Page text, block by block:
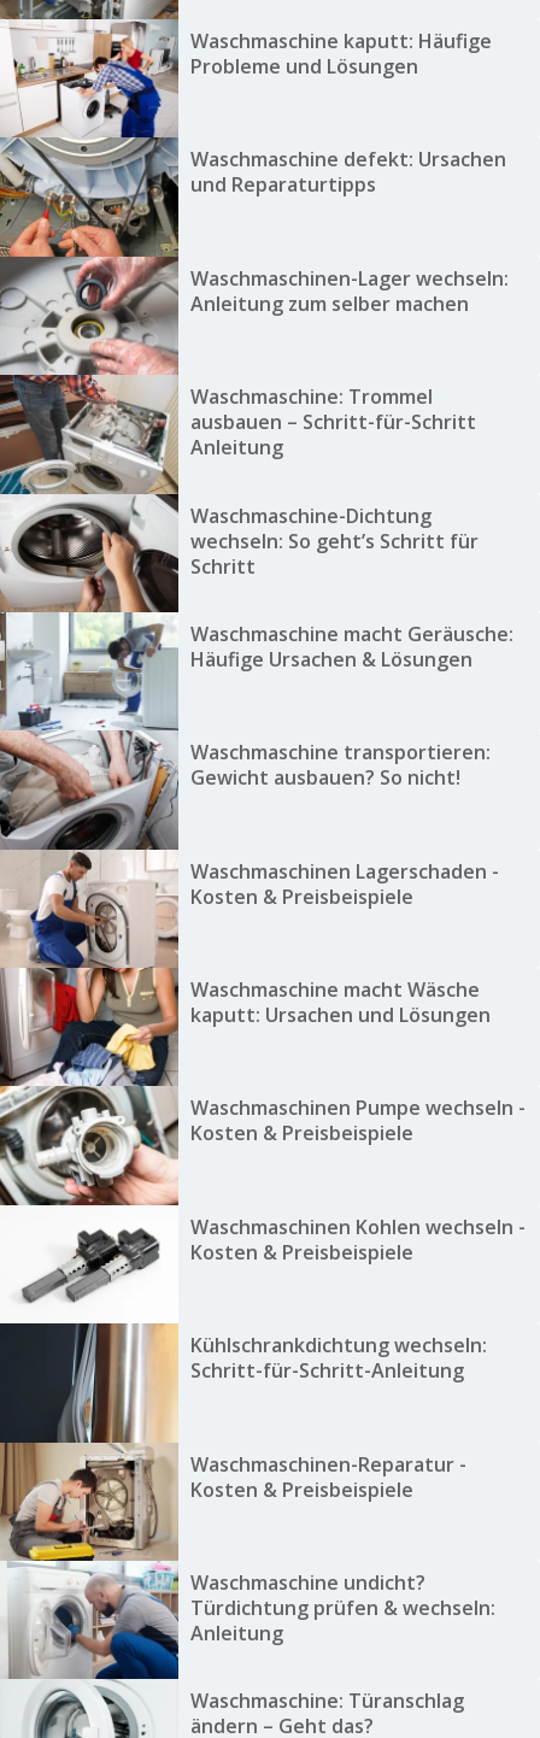
Waschmaschine kaputt: Häufige
Probleme und Lösungen
Waschmaschine defekt: Ursachen
und Reparaturtipps
Waschmaschinen-Lager wechseln:
Anleitung zum selber machen
Waschmaschine: Trommel
ausbauen – Schritt-für-Schritt
Anleitung
Waschmaschine-Dichtung
wechseln: So geht’s Schritt für
Schritt
Waschmaschine macht Geräusche:
Häufige Ursachen & Lösungen
Waschmaschine transportieren:
Gewicht ausbauen? So nicht!
Waschmaschinen Lagerschaden -
Kosten & Preisbeispiele
Waschmaschine macht Wäsche
kaputt: Ursachen und Lösungen
Waschmaschinen Pumpe wechseln -
Kosten & Preisbeispiele
Waschmaschinen Kohlen wechseln -
Kosten & Preisbeispiele
Kühlschrankdichtung wechseln:
Schritt-für-Schritt-Anleitung
Waschmaschinen-Reparatur -
Kosten & Preisbeispiele
Waschmaschine undicht?
Türdichtung prüfen & wechseln:
Anleitung
Waschmaschine: Türanschlag
ändern – Geht das?